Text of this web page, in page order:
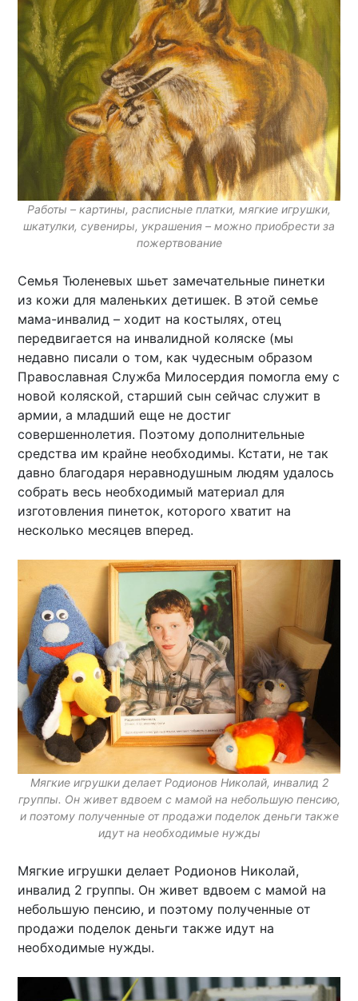
Работы – картины, расписные платки, мягкие игрушки,
шкатулки, сувениры, украшения – можно приобрести за
пожертвование
Семья Тюленевых шьет замечательные пинетки
из кожи для маленьких детишек. В этой семье
мама-инвалид – ходит на костылях, отец
передвигается на инвалидной коляске (мы
недавно писали о том, как чудесным образом
Православная Служба Милосердия помогла ему с
новой коляской, старший сын сейчас служит в
армии, а младший еще не достиг
совершеннолетия. Поэтому дополнительные
средства им крайне необходимы. Кстати, не так
давно благодаря неравнодушным людям удалось
собрать весь необходимый материал для
изготовления пинеток, которого хватит на
несколько месяцев вперед.
Мягкие игрушки делает Родионов Николай, инвалид 2
группы. Он живет вдвоем с мамой на небольшую пенсию,
и поэтому полученные от продажи поделок деньги также
идут на необходимые нужды
Мягкие игрушки делает Родионов Николай,
инвалид 2 группы. Он живет вдвоем с мамой на
небольшую пенсию, и поэтому полученные от
продажи поделок деньги также идут на
необходимые нужды.